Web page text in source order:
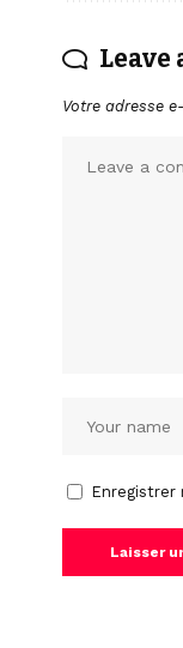
Leave
Votre adresse
Enregistrer